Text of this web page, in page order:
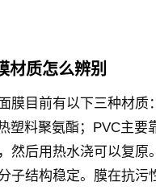
材质怎么辨别
膜目前有以下三种材质
塑料聚氨酯；PVC主
然后用热水浇可以复
子结构稳定。膜在抗污